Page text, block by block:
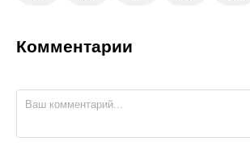
Комментарии